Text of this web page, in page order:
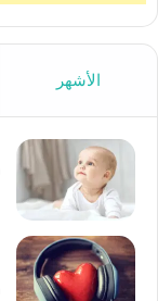
الأشهر